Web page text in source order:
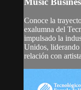
Conoce la
exalumna del
impulsado la
Unidos,
relación con